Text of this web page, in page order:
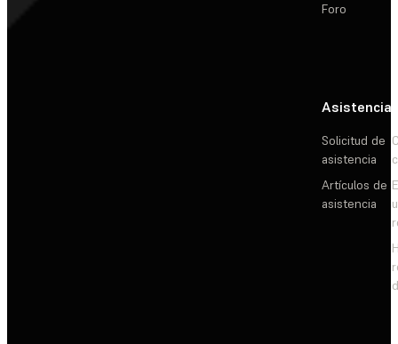
Foro
Asistencia
Solicitud de
asistencia
Artículos de
asistencia